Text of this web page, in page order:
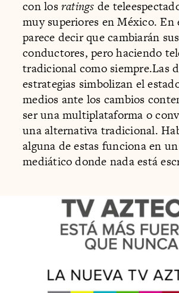
con losratings de
muy superiores en México. En
parece decir que cambiarán
conductores, pero haciendo
tradicional como siempre.Las
estrategias simbolizan el
medios ante los cambios
ser una multiplataforma o
una alternativa tradicional.
alguna de estas funciona en
mediático donde nada está